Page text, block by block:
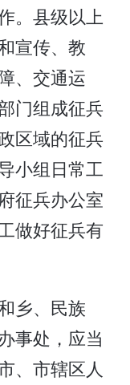
。县级以上
宣传、教
、交通运
门组成征兵
区域的征兵
小组日常工
征兵办公室
做好征兵有
乡、民族
事处，应当
、市辖区人